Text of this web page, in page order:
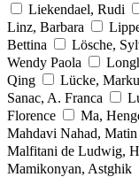
Liekendael, Rudi
Linz, Barbara
Bettina
Lösche,
Wendy Paola
Qing
Lücke,
Sanac, A. Franca
Florence
Ma,
Mahdavi Nahad, Matin
Malfitani de Ludwig,
Mamikonyan, Astghik